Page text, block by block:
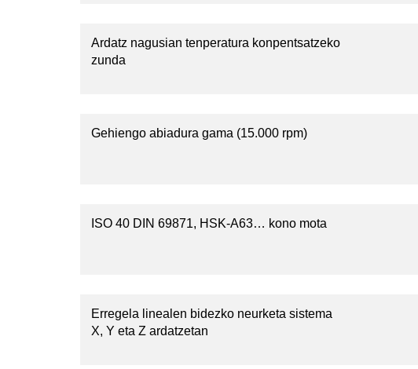
Ardatz nagusian tenperatura konpentsatzeko
zunda
Gehiengo abiadura gama (15.000 rpm)
ISO 40 DIN 69871, HSK-A63… kono mota
Erregela linealen bidezko neurketa sistema
X, Y eta Z ardatzetan